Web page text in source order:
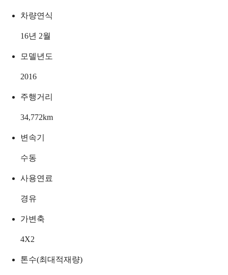
차량연식
16년 2월
모델년도
2016
주행거리
34,772km
변속기
수동
사용연료
경유
가변축
4X2
톤수(최대적재량)